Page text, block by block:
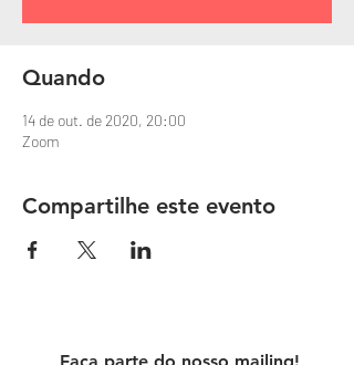
Quando
14 de out. de 2020, 20:00
Zoom
Compartilhe este evento